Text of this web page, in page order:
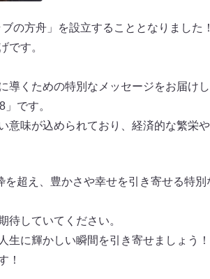
の方舟」を設立することとなりました！
です。
くための特別なメッセージをお届けし
です。
意味が込められており、経済的な繁栄
超え、豊かさや幸せを引き寄せる特
待していてください。
生に輝かしい瞬間を引き寄せましょう！
！